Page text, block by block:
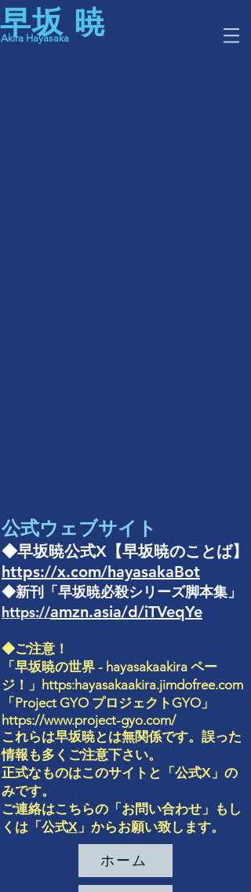
早坂 暁
Hayasaka
公式ウェブサイト
◆早坂暁公式X【早坂暁のことば】
https://x.com/hayasakaBot
◆新刊「早坂暁必殺シリーズ脚本集」
https://amzn.asia/d/iTVeqYe
◆ご注意！
「 早坂暁の世界 - hayasakaakira ペー
ジ！」 https:hayasakaakira.jimdofree.com
「 Project GYO ​プロジェクトGYO 」
https://www.project-gyo.com/
これらは早坂暁とは無関係です。誤った
情報も多くご注意下さい。
正式なものはこのサイト と「 公式X」の
みです。
ご連絡はこちらの「お問い合わせ」もし
くは「公式X 」からお願い致します。
ホーム